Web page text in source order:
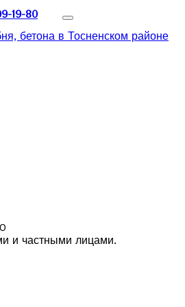
19-80
и частными лицами.